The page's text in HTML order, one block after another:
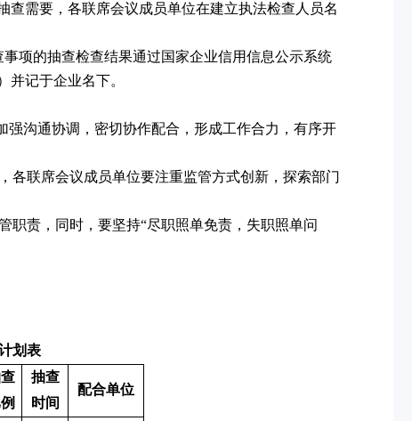
需要，各联席会议成员单位在建立执法检查人员名
项的抽查检查结果通过国家企业信用信息公示系统
并记于企业名下。
沟通协调，密切协作配合，形成工作合力，有序开
各联席会议成员单位要注重监管方式创新，探索部门
职责，同时，要坚持“尽职照单免责，失职照单问
划表
抽查
时间
配合单位